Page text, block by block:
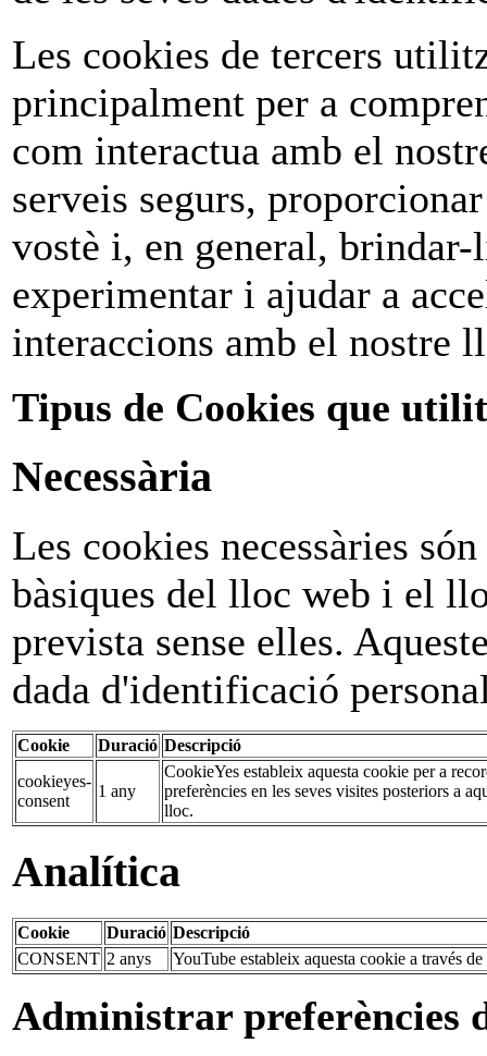
Les cookies de tercers
principalment per a
com interactua amb el
serveis segurs,
vostè i, en general,
experimentar i ajudar a
interaccions amb el nostre
Tipus de Cookies que
Necessària
Les cookies necessàries
bàsiques del lloc web i el
prevista sense elles.
dada d'identificació
Cookie Duració Descripció
cookieyes-
consent
1 any
CookieYes estableix aquesta cookie per a
preferències en les seves visites posteriors a
lloc.
Analítica
Cookie Duració Descripció
CONSENT 2 anys YouTube estableix aquesta cookie a través
Administrar preferències